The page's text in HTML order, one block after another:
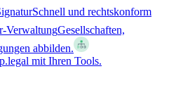
Schnell und rechtskonform
VerwaltungGesellschaften,
abbilden.
mit Ihren Tools.